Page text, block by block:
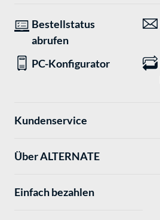
Bestellstatus
abrufen
PC-Konfigurator
Kundenservice
Über ALTERNATE
Einfach bezahlen